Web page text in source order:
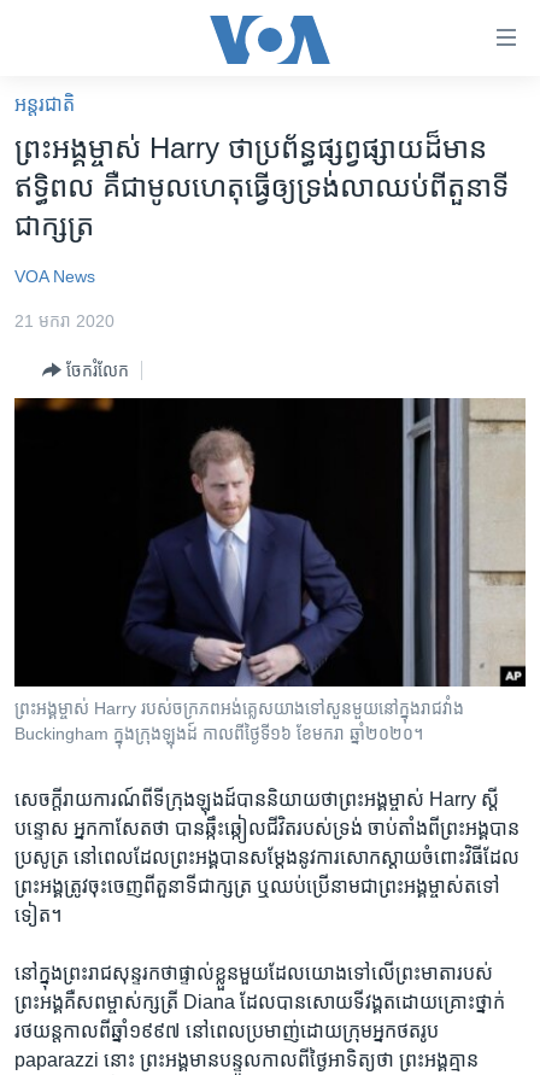
គេហទំព័រ​
ទាក់ទង
រំលង​
និង​
ចូល​
ទំព័រ​
ព័ត៌មាន​​
រំលង​
ទៅ​
កាន់​
ទំព័រ​
រក
អន្តរជាតិ
អាមេរិក
ព្រឹត្តិការណ៍ព័ត៌មាន
Khmer English
អន្តរជាតិ
ព្រះ​អង្គម្ចាស់​ Harry ​ថា​ប្រព័ន្ធ​ផ្សព្វផ្សាយ​ដ៏មាន​
ឥទ្ធិពល​ គឺជា​មូលហេតុ​ធ្វើឲ្យ​ទ្រង់​លាឈប់​ពីតួនាទី​
ជា​ក្សត្រ
VOA News
21 មករា 2020
ចែករំលែក
ព្រះអង្គម្ចាស់ Harry របស់​ចក្រភព​អង់គ្លេស​យាង​ទៅ​សួន​មួយ​នៅក្នុង​​រាជវាំង
Buckingham ក្នុង​ក្រុង​ឡុងដ៍ កាលពី​ថ្ងៃទី១៦ ខែមករា ឆ្នាំ២០២០។
សេចក្តី​រាយការណ៍​ពី​ទីក្រុង​ឡុងដ៍​បាន​និយាយ​ថាព្រះអង្គម្ចាស់​ Harry ​ស្តី​
បន្ទោស អ្នក​កាសែត​ថា ​បាន​ឆ្កឹះឆ្កៀល​ជីវិត​របស់​ទ្រង់​ ចាប់តាំង​ពី​ព្រះអង្គ​បាន​
ប្រសូត្រ ​នៅ​ពេល​ដែល​ព្រះអង្គ​បាន​សម្តែង​នូវ​ការ​សោក​ស្តាយ​ចំពោះ​វិធី​ដែល​
ព្រះអង្គ​ត្រូវ​ចុះ​ចេញ​ពី​តួនាទី​ជាក្សត្រ​ ឬ​ឈប់​ប្រើនាម​ជា​ព្រះអង្គម្ចាស់​តទៅ​
ទៀត។
នៅក្នុង​ព្រះរាជ​សុន្ទរកថា​ផ្ទាល់​ខ្លួន​មួយ​ដែល​យោង​ទៅ​លើ​ព្រះមាតា​របស់​
ព្រះអង្គ​គឺ​សព​ម្ចាស់​ក្សត្រី​ Diana ​ដែល​បាន​សោយ​ទីវង្គត​ដោយ​គ្រោះថ្នាក់​
រថយន្ត​កាលពី​ឆ្នាំ​១៩៩៧ ​នៅពេល​ប្រមាញ់​ដោយ​ក្រុម​អ្នក​ថតរូប​
paparazzi ​នោះ ​ព្រះអង្គ​មាន​បន្ទូល​កាលពី​ថ្ងៃអាទិត្យ​ថា​ ព្រះអង្គ​គ្មាន​